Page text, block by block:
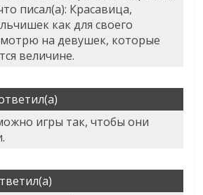
писал(а): Красавица,
как для своего
на девушек, которые
величине.
игры так, чтобы они